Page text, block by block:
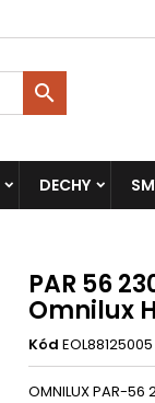

DECHY
PAR 56
Omnilux H
Kód EOL88125005
OMNILUX PAR-56